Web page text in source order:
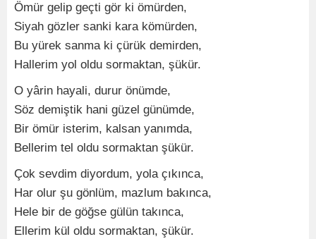
Ömür gelip geçti gör ki ömürden,
Siyah gözler sanki kara kömürden,
Bu yürek sanma ki çürük demirden,
Hallerim yol oldu sormaktan, şükür.
O yârin hayali, durur önümde,
Söz demiştik hani güzel günümde,
Bir ömür isterim, kalsan yanımda,
Bellerim tel oldu sormaktan şükür.
Çok sevdim diyordum, yola çıkınca,
Har olur şu gönlüm, mazlum bakınca,
Hele bir de göğse gülün takınca,
Ellerim kül oldu sormaktan, şükür.